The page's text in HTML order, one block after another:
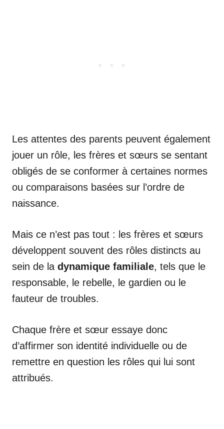
Les attentes des parents peuvent également
jouer un rôle, les frères et sœurs se sentant
obligés de se conformer à certaines normes
ou comparaisons basées sur l’ordre de
naissance.
Mais ce n’est pas tout : les frères et sœurs
développent souvent des rôles distincts au
sein de la dynamique familiale, tels que le
responsable, le rebelle, le gardien ou le
fauteur de troubles.
Chaque frère et sœur essaye donc
d’affirmer son identité individuelle ou de
remettre en question les rôles qui lui sont
attribués.